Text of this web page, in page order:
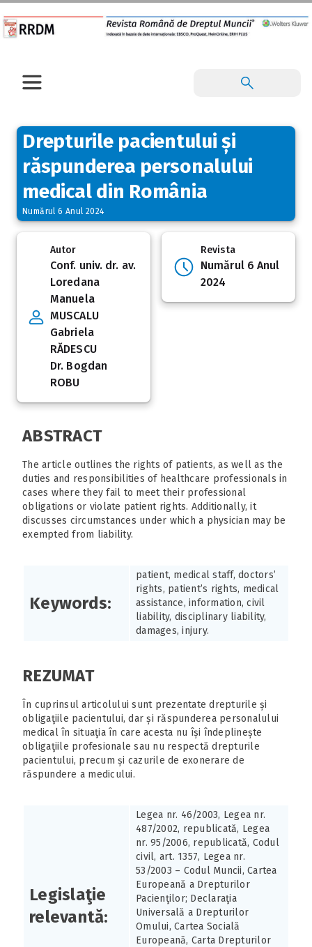
Drepturile pacientului și
răspunderea personalului
medical din România
Numărul 6 Anul 2024
Autor
Conf. univ. dr. av.
Loredana
Manuela
MUSCALU
Gabriela
RĂDESCU
Dr. Bogdan
ROBU
Revista
Numărul 6 Anul
2024
ABSTRACT
The article outlines the rights of patients, as well as the
duties and responsibilities of healthcare professionals in
cases where they fail to meet their professional
obligations or violate patient rights. Additionally, it
discusses circumstances under which a physician may be
exempted from liability.
Keywords:
patient, medical staff, doctors’
rights, patient’s rights, medical
assistance, information, civil
liability, disciplinary liability,
damages, injury.
REZUMAT
În cuprinsul articolului sunt prezentate drepturile și
obligaţiile pacientului, dar și răspunderea personalului
medical în situaţia în care acesta nu își îndeplinește
obligaţiile profesionale sau nu respectă drepturile
pacientului, precum și cazurile de exonerare de
răspundere a medicului.
Legislaţie
relevantă:
Legea nr. 46/2003, Legea nr.
487/2002, republicată, Legea
nr. 95/2006, republicată, Codul
civil, art. 1357, Legea nr.
53/2003 – Codul Muncii, Cartea
Europeană a Drepturilor
Pacienţilor; Declaraţia
Universală a Drepturilor
Omului, Cartea Socială
Europeană, Carta Drepturilor